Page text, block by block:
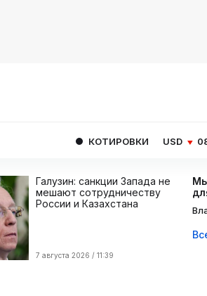
USD 08/08 82.1665
Галузин: санкции Запада не
мешают сотрудничеству
России и Казахстана
7 августа 2026 / 11:39